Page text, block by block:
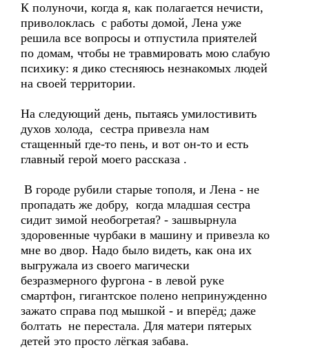
К полуночи, когда я, как полагается нечисти,
приволоклась с работы домой, Лена уже
решила все вопросы и отпустила приятелей
по домам, чтобы не травмировать мою слабую
психику: я дико стесняюсь незнакомых людей
на своей территории.
На следующий день, пытаясь умилостивить
духов холода, сестра привезла нам
стащенный где-то пень, и вот он-то и есть
главный герой моего рассказа .
В городе рубили старые тополя, и Лена - не
пропадать же добру, когда младшая сестра
сидит зимой необогретая? - зашвырнула
здоровенные чурбаки в машину и привезла ко
мне во двор. Надо было видеть, как она их
выгружала из своего магически
безразмерного фургона - в левой руке
смартфон, гигантское полено непринужденно
зажато справа под мышкой - и вперёд; даже
болтать не перестала. Для матери пятерых
детей это просто лёгкая забава.